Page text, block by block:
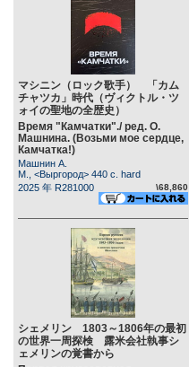
マシニン（ロック歌手） 「カム
チャツカ」時代（ヴィクトル・ツ
ォイの聖地の全歴史）
Время "Камчатки"./ ред. О.
Машнина. (Возьми мое сердце,
Камчатка!)
Машнин А.
М., <Выргород> 440 c. hard
2025 年 R281000
\68,860
シェメリン 1803～1806年の最初
の世界一周探検 露米会社執事シ
ェメリンの覚書から